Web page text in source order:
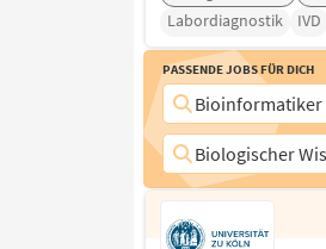
Labordiagnostik
IVD
Passende Jobs für Dich
Bioinformatiker
Biologischer